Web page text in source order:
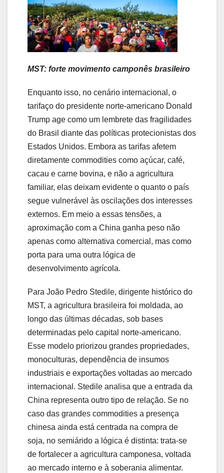
MST: forte movimento camponês brasileiro
Enquanto isso, no cenário internacional, o
tarifaço do presidente norte-americano Donald
Trump age como um lembrete das fragilidades
do Brasil diante das políticas protecionistas dos
Estados Unidos. Embora as tarifas afetem
diretamente commodities como açúcar, café,
cacau e carne bovina, e não a agricultura
familiar, elas deixam evidente o quanto o país
segue vulnerável às oscilações dos interesses
externos. Em meio a essas tensões, a
aproximação com a China ganha peso não
apenas como alternativa comercial, mas como
porta para uma outra lógica de
desenvolvimento agrícola.
Para João Pedro Stedile, dirigente histórico do
MST, a agricultura brasileira foi moldada, ao
longo das últimas décadas, sob bases
determinadas pelo capital norte-americano.
Esse modelo priorizou grandes propriedades,
monoculturas, dependência de insumos
industriais e exportações voltadas ao mercado
internacional. Stedile analisa que a entrada da
China representa outro tipo de relação. Se no
caso das grandes commodities a presença
chinesa ainda está centrada na compra de
soja, no semiárido a lógica é distinta: trata-se
de fortalecer a agricultura camponesa, voltada
ao mercado interno e à soberania alimentar.